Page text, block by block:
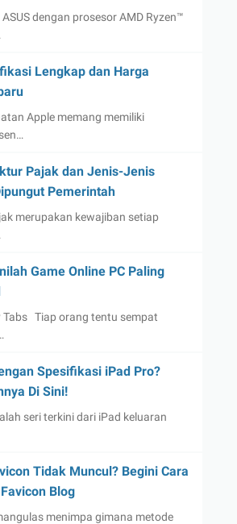
dengan prosesor AMD Ryzen™
Lengkap dan Harga
Apple memang memiliki
Pajak dan Jenis-Jenis
Pemerintah
merupakan kewajiban setiap
Game Online PC Paling
Tabs Tiap orang tentu sempat
Spesifikasi iPad Pro?
Di Sini!
seri terkini dari iPad keluaran
Tidak Muncul? Begini Cara
Blog
menimpa gimana metode